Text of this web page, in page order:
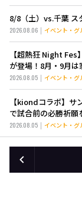
8/8（土）vs.千葉 ス
2026.08.06 イベント・グ
【超熱狂 Night
が登場！8月・9月は
2026.08.05 イベント・グ
【kiondコラボ】サ
で試合前の必勝祈願
2026.08.05 イベント・グ